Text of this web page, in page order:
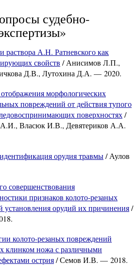
судебно-
раствора А.Н. Ратневского как
свойств / Анисимов Л.П.,
Д.В., Лутохина Д.А. — 2020.
морфологических
повреждений от действия тупого
поверхностях/
Власюк И.В., Девятериков А.А.
орудия травмы/ Аулов
совершенствования
признаков колото-резаных
установления орудий их причинения/
колото-резаных повреждений
клинком ножа с различными
острия/ Семов И.В. — 2018.